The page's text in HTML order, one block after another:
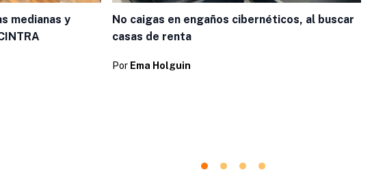
medianas y
No caigas en engaños cibernéticos, al buscar
casas de renta
Por Ema Holguin